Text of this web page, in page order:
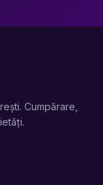
Cumpărare,